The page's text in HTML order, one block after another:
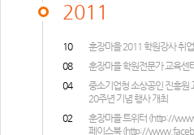
2011
10
훈장마을 2011 학원강사 취
08
훈장마을 학원전문가 교육센
04
중소기업청 소상공인 진흥원
20주년 기념 행사 개최
02
훈장마을 트위터 (http://
페이스북 (http://